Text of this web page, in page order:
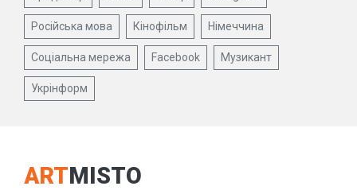
Російська мова Кінофільм Німеччина
Соціальна мережа Facebook Музикант
Укрінформ
ARTMISTO